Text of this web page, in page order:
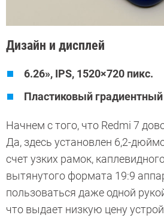
Дизайн и дисплей
6.26», IPS, 1520×720 пикс.
Пластиковый градиентный
Начнем с того, что Redmi 7
Да, здесь установлен 6,2-
счет узких рамок,
вытянутого формата 19:9
пользоваться даже одной
что выдает низкую цену